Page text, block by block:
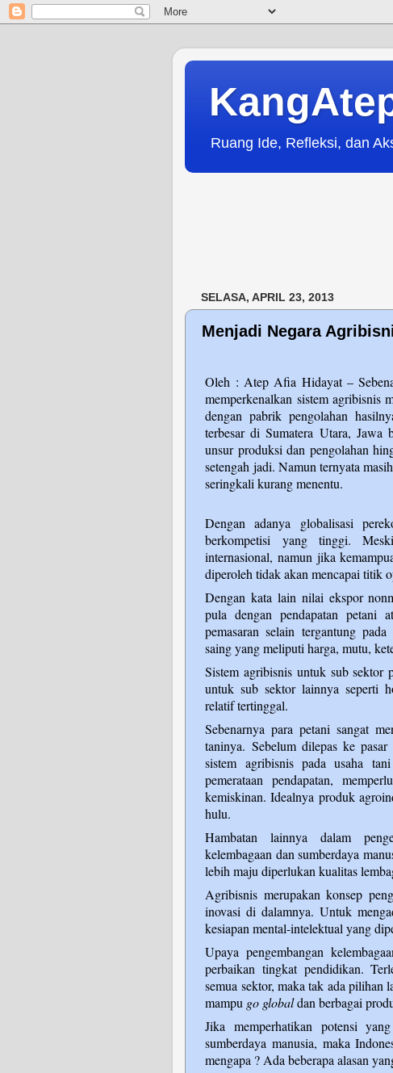
Ruang Ide, Refleksi, dan
SELASA, APRIL 23, 2013
Menjadi Negara
Oleh : Atep Afia Hidayat–
memperkenalkan sistem agribisnis
dengan pabrik pengolahan
terbesar di Sumatera Utara, Jawa
unsur produksi dan pengolahan
setengah jadi. Namun ternyata
seringkali kurang menentu.
Dengan adanya globalisasi
berkompetisi yang tinggi.
internasional, namun jika
diperoleh tidak akan mencapai titik
Dengan kata lain nilai ekspor
pula dengan pendapatan petani
pemasaran selain tergantung
saing yang meliputi harga, mutu,
Sistem agribisnis untuk sub sektor
untuk sub sektor lainnya seperti
relatif tertinggal.
Sebenarnya para petani sangat
taninya. Sebelum dilepas ke
sistem agribisnis pada usaha
pemerataan pendapatan,
kemiskinan. Idealnya produk
hulu.
Hambatan lainnya dalam
kelembagaan dan sumberdaya
lebih maju diperlukan kualitas
Agribisnis merupakan konsep
inovasi di dalamnya. Untuk
kesiapan mental-intelektual yang
Upaya pengembangan
perbaikan tingkat pendidikan.
semua sektor, maka tak ada pilihan
mampu go globaldan berbagai
Jika memperhatikan potensi
sumberdaya manusia, maka
mengapa ? Ada beberapa alasan